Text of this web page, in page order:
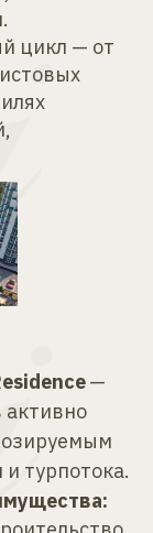
цикл — от
—
активно
турпотока.